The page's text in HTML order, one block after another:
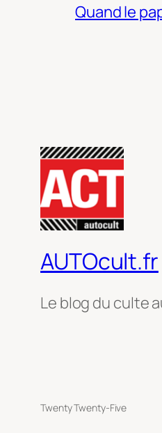
Quand le
AUTOcult.fr
Le blog du culte
Twenty Twenty-Five